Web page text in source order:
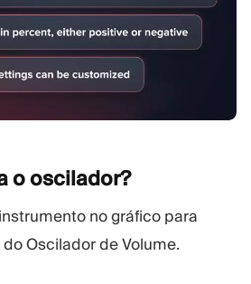
ooscilador?
no gráfico para
Oscilador de Volume.